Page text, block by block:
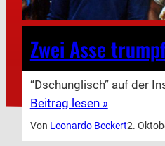
Zwei Asse
“Dschunglisch” auf der
Beitrag lesen »
Von Leonardo Beckert2.